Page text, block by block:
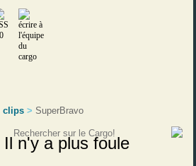
clips >SuperBravo
n'y a plus foule